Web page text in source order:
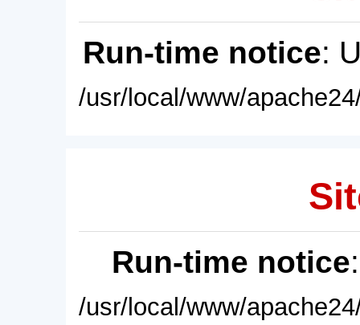
Run-time notice:
/usr/local/www/
Run-time notice
/usr/local/www/